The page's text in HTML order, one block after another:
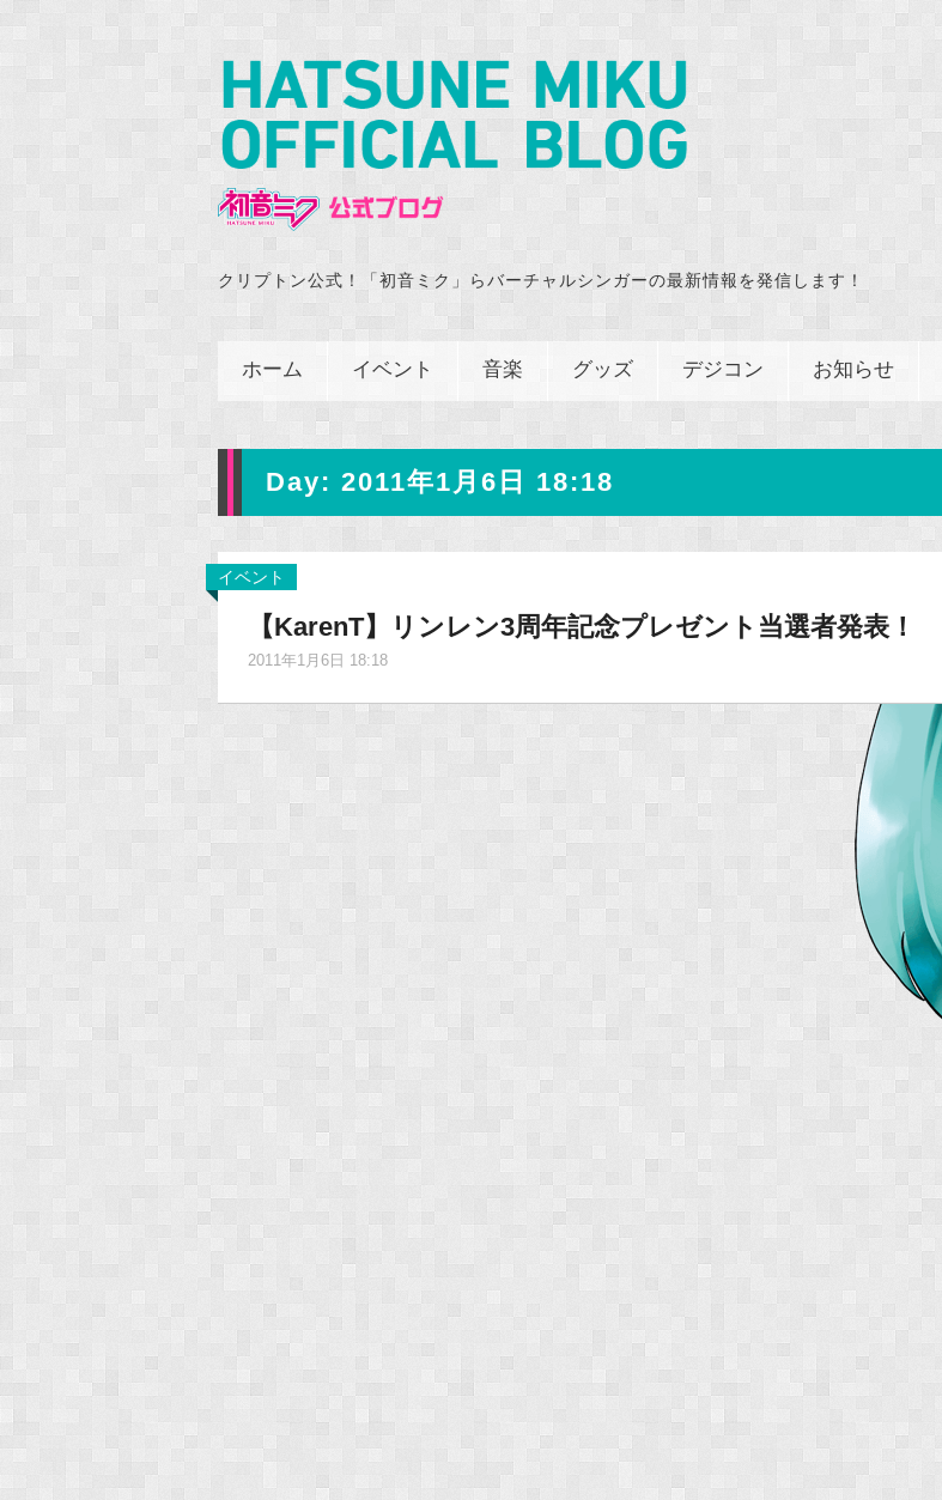
クリプトン公式！「初音ミク」らバーチャルシンガーの最新情報を発信します！
ホーム イベント 音楽 グッズ デジコン お知らせ
Day: 2011年1月6日 18:18
イベント
【KarenT】リンレン3周年記念プレゼント当選者発表！
2011年1月6日 18:18